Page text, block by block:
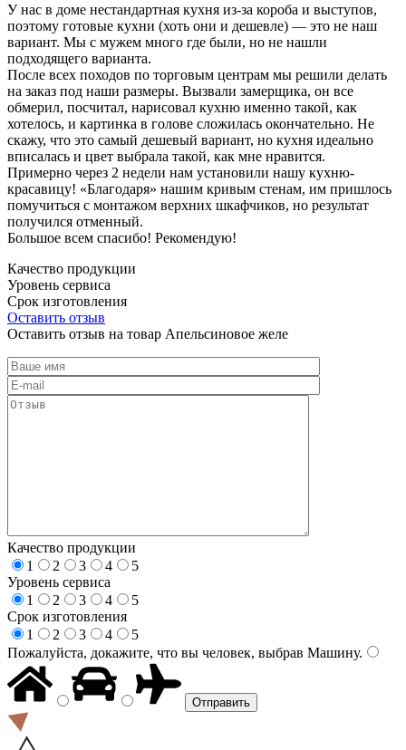
У нас в доме нестандартная кухня из-за короба и выступов,
поэтому готовые кухни (хоть они и дешевле) — это не наш
вариант. Мы с мужем много где были, но не нашли
подходящего варианта.
После всех походов по торговым центрам мы решили делать
на заказ под наши размеры. Вызвали замерщика, он все
обмерил, посчитал, нарисовал кухню именно такой, как
хотелось, и картинка в голове сложилась окончательно. Не
скажу, что это самый дешевый вариант, но кухня идеально
вписалась и цвет выбрала такой, как мне нравится.
Примерно через 2 недели нам установили нашу кухню-
красавицу! «Благодаря» нашим кривым стенам, им пришлось
помучиться с монтажом верхних шкафчиков, но результат
получился отменный.
Большое всем спасибо! Рекомендую!
Качество продукции
Уровень сервиса
Срок изготовления
Оставить отзыв
Оставить отзыв на товар Апельсиновое желе
Качество продукции
1
2 3 4
5
Уровень сервиса
1
2 3 4
5
Срок изготовления
1
2 3 4
5
Пожалуйста, докажите, что вы человек, выбрав Машину.